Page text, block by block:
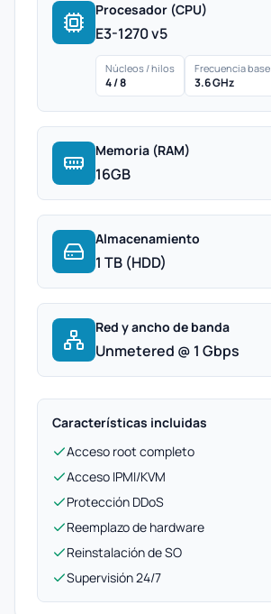
Procesador (CPU)
E3-1270 v5
Núcleos / hilos
4 / 8
Frecuencia base
3.6 GHz
Memoria (RAM)
16GB
Almacenamiento
1 TB (HDD)
Red y ancho de banda
Unmetered @ 1 Gbps
Características incluidas
Acceso root completo
Acceso IPMI/KVM
Protección DDoS
Reemplazo de hardware
Reinstalación de SO
Supervisión 24/7